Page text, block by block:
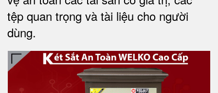
tệp quan trọng và tài liệu cho người
dùng.